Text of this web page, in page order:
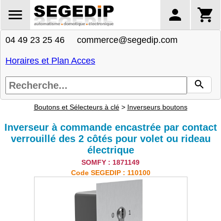
04 49 23 25 46 commerce@segedip.com
Horaires et Plan Acces
Boutons et Sélecteurs à clé> Inverseurs boutons
Inverseur à commande encastrée par contact
verrouillé des 2 côtés pour volet ou rideau
électrique
SOMFY : 1871149
Code SEGEDIP : 110100